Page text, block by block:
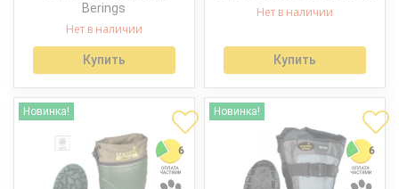
Berings
Нет в наличии
Купить
Нет в наличии
Купить
Новинка! Новинка!